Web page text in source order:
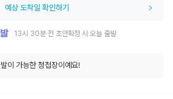
예상 도착일 확인하기
13시 30분 전 초안확정 시 오늘 출발
이 가능한 청첩장이예요!